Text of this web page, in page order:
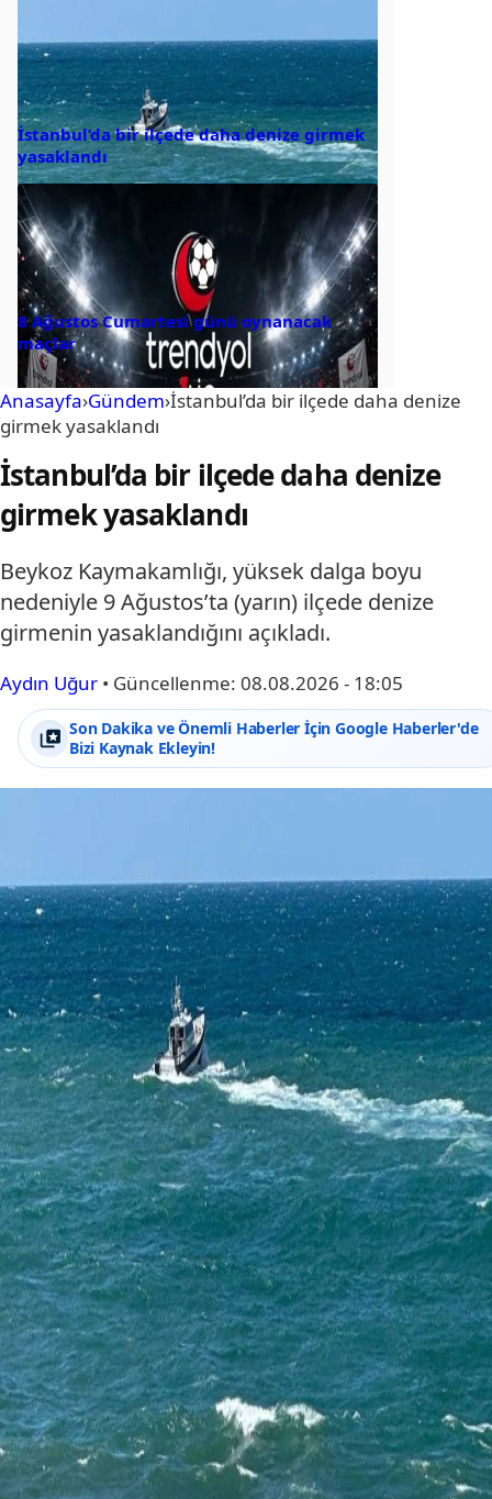
İstanbul’da bir ilçede daha denize girmek
yasaklandı
8 Ağustos Cumartesi günü oynanacak
maçlar
Anasayfa›Gündem›İstanbul’da bir ilçede daha denize
girmek yasaklandı
İstanbul’da bir ilçede daha denize
girmek yasaklandı
Beykoz Kaymakamlığı, yüksek dalga boyu
nedeniyle 9 Ağustos’ta (yarın) ilçede denize
girmenin yasaklandığını açıkladı.
Aydın Uğur • Güncellenme: 08.08.2026 - 18:05
Son Dakika ve Önemli Haberler İçin Google Haberler'de
Bizi Kaynak Ekleyin!